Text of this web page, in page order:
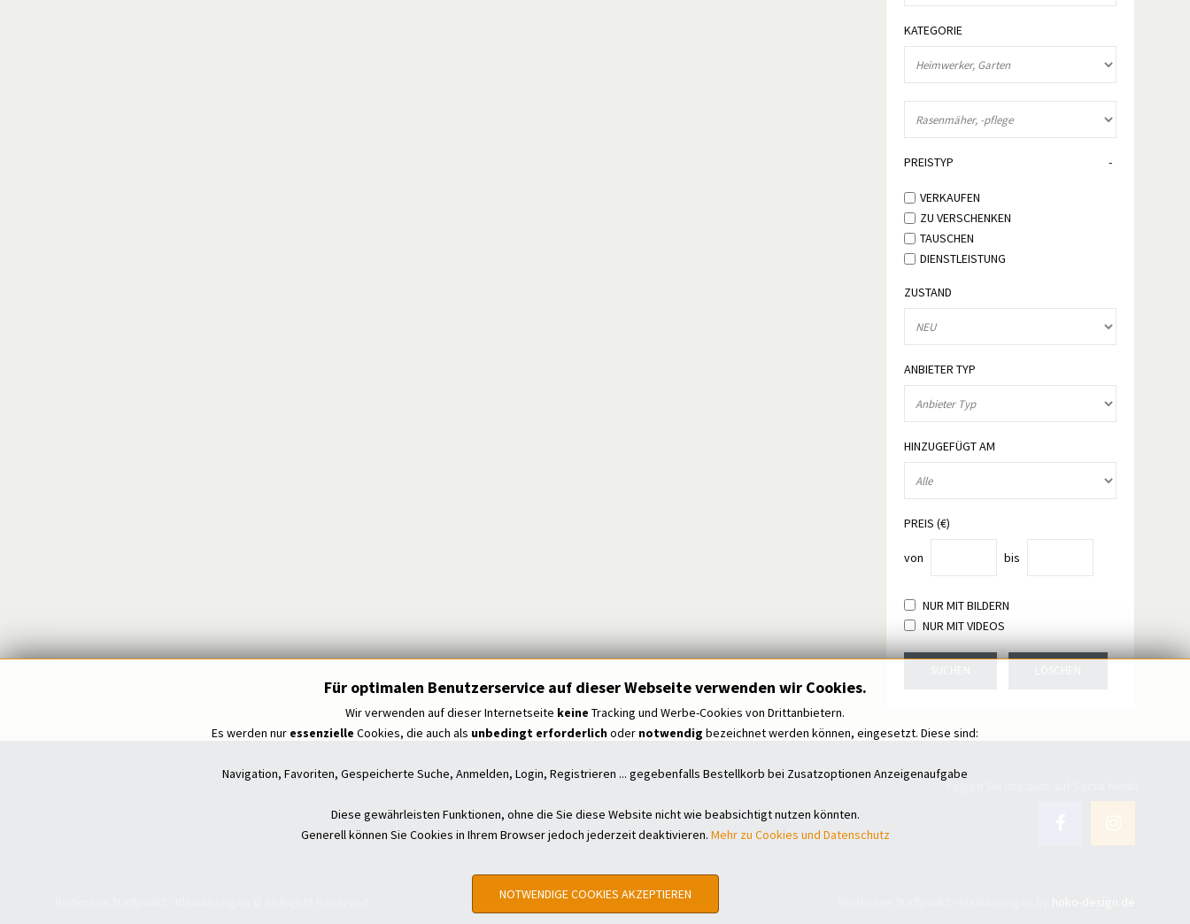
KATEGORIE
PREISTYP
VERKAUFEN
ZU VERSCHENKEN
TAUSCHEN
DIENSTLEISTUNG
ZUSTAND
ANBIETER TYP
HINZUGEFÜGT AM
PREIS (€)
von bis
NUR MIT BILDERN
NUR MIT VIDEOS
Für optimalen Benutzerservice auf dieser Webseite verwenden wir Cookies.
Wir verwenden auf dieser Internetseite keine Tracking und Werbe-Cookies von Drittanbietern.
Es werden nur essenzielle Cookies, die auch als unbedingt erforderlichoder notwendig bezeichnet werden können, eingesetzt. Diese sind:
Navigation, Favoriten, Gespeicherte Suche, Anmelden, Login, Registrieren ... gegebenfalls Bestellkorb bei Zusatzoptionen Anzeigenaufgabe
Diese gewährleisten Funktionen, ohne die Sie diese Website nicht wie beabsichtigt nutzen könnten.
Generell können Sie Cookies in Ihrem Browser jedoch jederzeit deaktivieren. Mehr zu Cookies und Datenschutz
NOTWENDIGE COOKIES AKZEPTIEREN